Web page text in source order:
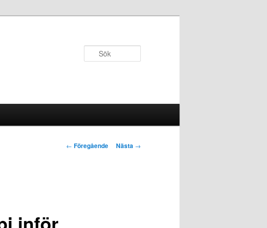
Inläggsnavigering
← Föregående Nästa →
inför